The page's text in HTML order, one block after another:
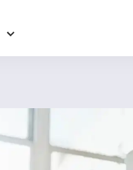
Privado